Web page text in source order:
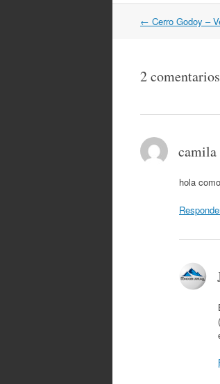
Navegación
← Cerro Godoy –
2
camila
hola